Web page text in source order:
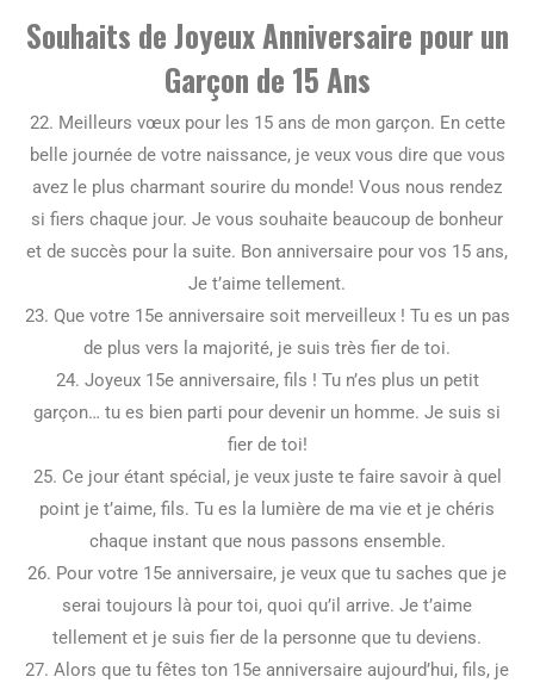
Souhaits de Joyeux Anniversaire pour un
Garçon de 15 Ans
22. Meilleurs vœux pour les 15 ans de mon garçon. En cette
belle journée de votre naissance, je veux vous dire que vous
avez le plus charmant sourire du monde! Vous nous rendez
si fiers chaque jour. Je vous souhaite beaucoup de bonheur
et de succès pour la suite. Bon anniversaire pour vos 15 ans,
Je t’aime tellement.
23. Que votre 15e anniversaire soit merveilleux ! Tu es un pas
de plus vers la majorité, je suis très fier de toi.
24. Joyeux 15e anniversaire, fils ! Tu n’es plus un petit
garçon… tu es bien parti pour devenir un homme. Je suis si
fier de toi!
25. Ce jour étant spécial, je veux juste te faire savoir à quel
point je t’aime, fils. Tu es la lumière de ma vie et je chéris
chaque instant que nous passons ensemble.
26. Pour votre 15e anniversaire, je veux que tu saches que je
serai toujours là pour toi, quoi qu’il arrive. Je t’aime
tellement et je suis fier de la personne que tu deviens.
27. Alors que tu fêtes ton 15e anniversaire aujourd’hui, fils, je